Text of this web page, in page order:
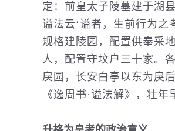
定：前皇太子陵墓建于湖
谥法云‘谥者，生前行为之
规格建陵园，配置供奉采
人，配置守坟户三十家。
戾园，长安白亭以东为戾
《逸周书·谥法解》，壮